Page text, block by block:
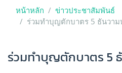
หน้าหลัก
ข่าวประชาสัมพันธ์
ร่วมทำบุญตักบาตร 5 ธันวาม
ร่วมทำบุญตักบาตร 5